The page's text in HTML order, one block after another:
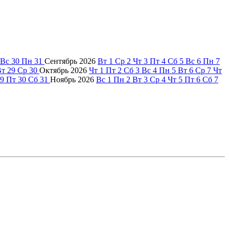
Вс 30 Пн 31 Сентябрь 2026 Вт 1 Ср 2 Чт 3 Пт 4 Сб 5 Вс 6 Пн 7
29 Ср 30 Октябрь 2026 Чт 1 Пт 2 Сб 3 Вс 4 Пн 5 Вт 6 Ср 7 Чт
Пт 30 Сб 31 Ноябрь 2026 Вс 1 Пн 2 Вт 3 Ср 4 Чт 5 Пт 6 Сб 7